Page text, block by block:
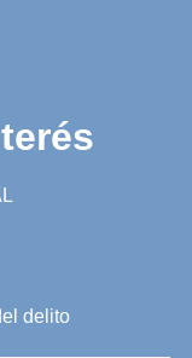
delito